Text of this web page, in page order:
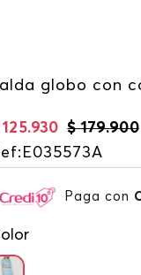
globo con
$ 179.900
125.930
: E035573A
Paga con